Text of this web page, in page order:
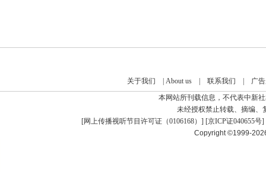
关于我们 About us| 联系我们
广
本网站所刊载信息，不代表中新
未经授权禁止转载、摘编、
[网上传播视听节目许可证（0106168） ] [京ICP证040655号]
Copyright ©1999-